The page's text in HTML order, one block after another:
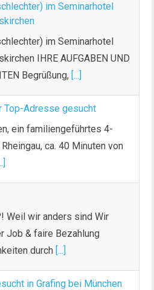
im Seminarhotel
im Seminarhotel
IHRE AUFGABEN UND
Begrüßung, [...]
Adresse gesucht
ein familiengeführtes 4-
ca. 40 Minuten von
Weil wir anders sind Wir
Job & faire Bezahlung
durch [...]
in Grafing bei München